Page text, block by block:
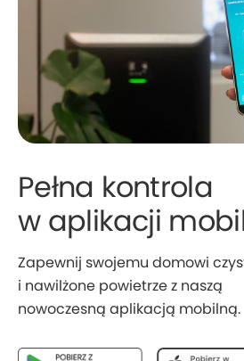
Pełna kontrola
w aplikacji
Zapewnij swojemu domowi
i nawilżone powietrze z naszą
nowoczesną aplikacją mobilną.